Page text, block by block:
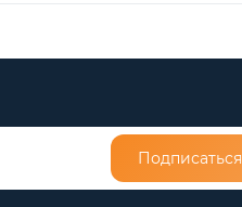
Подписаться